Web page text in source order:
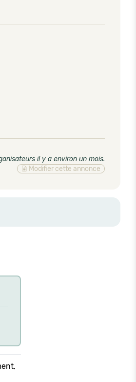
il y a environ un mois.
Modifier cette annonce